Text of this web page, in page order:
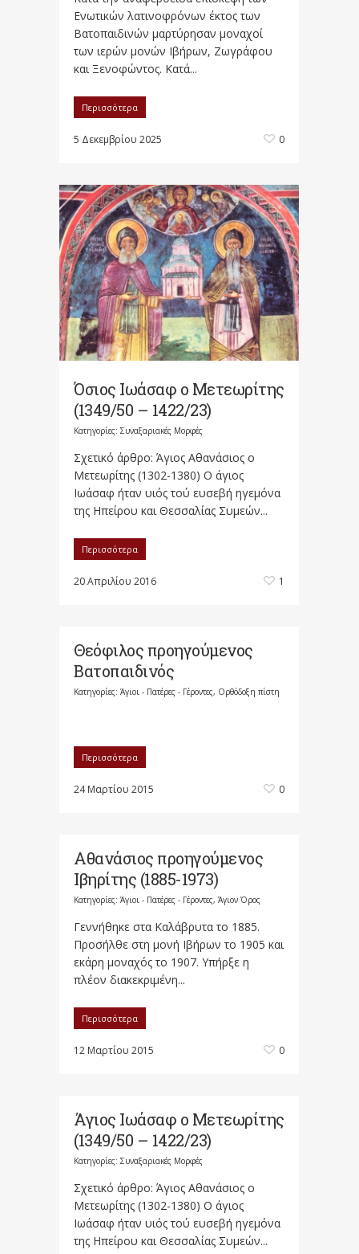
Ενωτικών λατινοφρόνων έκτος των
Βατοπαιδινών μαρτύρησαν μοναχοί
των ιερών μονών Ιβήρων, Ζωγράφου
και Ξενοφώντος. Κατά...
Περισσότερα
5 Δεκεμβρίου 2025 0
Όσιος Ιωάσαφ ο Μετεωρίτης
(1349/50 – 1422/23)
Κατηγορίες: Συναξαριακές Μορφές
Σχετικό άρθρο: Άγιος Αθανάσιος ο
Μετεωρίτης (1302-1380) Ο άγιος
Ιωάσαφ ήταν υιός τού ευσεβή ηγεμόνα
της Ηπείρου και Θεσσαλίας Συμεών...
Περισσότερα
20 Απριλίου 2016 1
Θεόφιλος προηγούμενος
Βατοπαιδινός
Κατηγορίες: Άγιοι - Πατέρες - Γέροντες, Ορθόδοξη πίστη
Περισσότερα
24 Μαρτίου 2015 0
Αθανάσιος προηγούμενος
Ιβηρίτης (1885-1973)
Κατηγορίες: Άγιοι - Πατέρες - Γέροντες, Άγιον Όρος
Γεννήθηκε στα Καλάβρυτα το 1885.
Προσήλθε στη μονή Ιβήρων το 1905 και
εκάρη μοναχός το 1907. Υπήρξε η
πλέον διακεκριμένη...
Περισσότερα
12 Μαρτίου 2015 0
Άγιος Ιωάσαφ ο Μετεωρίτης
(1349/50 – 1422/23)
Κατηγορίες: Συναξαριακές Μορφές
Σχετικό άρθρο: Άγιος Αθανάσιος ο
Μετεωρίτης (1302-1380) Ο άγιος
Ιωάσαφ ήταν υιός τού ευσεβή ηγεμόνα
της Ηπείρου και Θεσσαλίας Συμεών...